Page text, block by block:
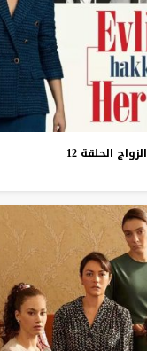
الزواج الحلقة 12